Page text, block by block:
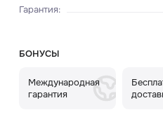
Гарантия:
БОНУСЫ
Международная
гарантия